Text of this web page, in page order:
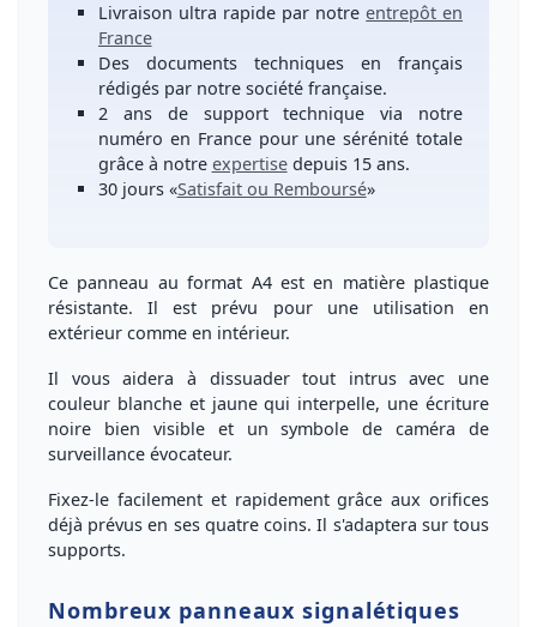
Livraison ultra rapidepar notreentrepôt en
France
Des documents techniques en français
rédigés par notre société française.
2 ans de support technique via notre
numéro en Francepour unesérénité totale
grâce à notre expertisedepuis 15 ans.
30 jours «Satisfait ou Remboursé»
Ce panneau au format A4 est en matière plastique
résistante. Il est prévu pour une utilisation en
extérieur comme en intérieur.
Il vous aidera à dissuadertout intrus avec une
couleur blanche et jaune qui interpelle, une écriture
noire bien visibleet un symbole de caméra de
surveillance évocateur.
Fixez-le facilement et rapidementgrâce aux orifices
déjà prévus en ses quatre coins. Il s'adaptera sur tous
supports.
Nombreux panneaux signalétiques